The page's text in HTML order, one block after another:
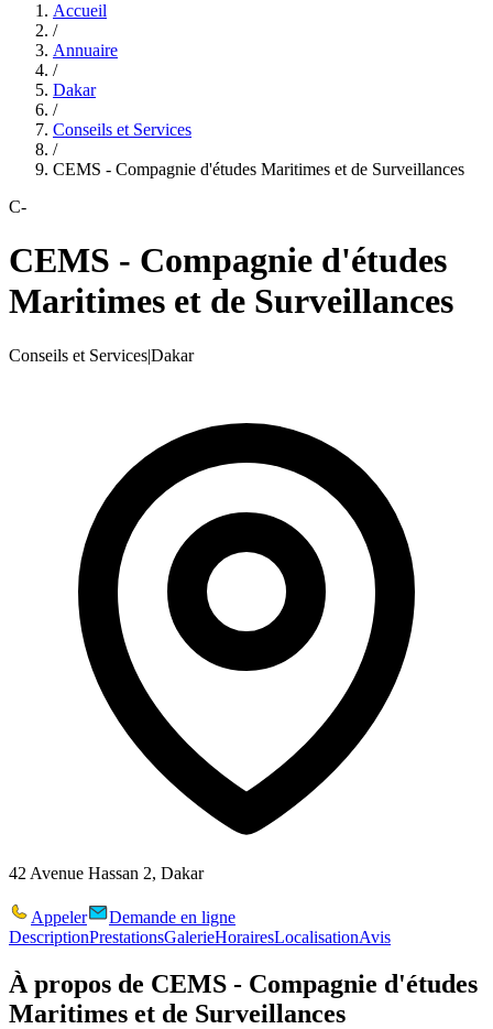
Accueil
/
Annuaire
/
Dakar
/
Conseils et Services
/
CEMS - Compagnie d'études Maritimes et de Surveillances
C-
CEMS - Compagnie d'études
Maritimes et de Surveillances
Conseils et Services|Dakar
42 Avenue Hassan 2, Dakar
Appeler
Demande en ligne
DescriptionPrestationsGalerieHorairesLocalisationAvis
À propos de CEMS - Compagnie d'études
Maritimes et de Surveillances